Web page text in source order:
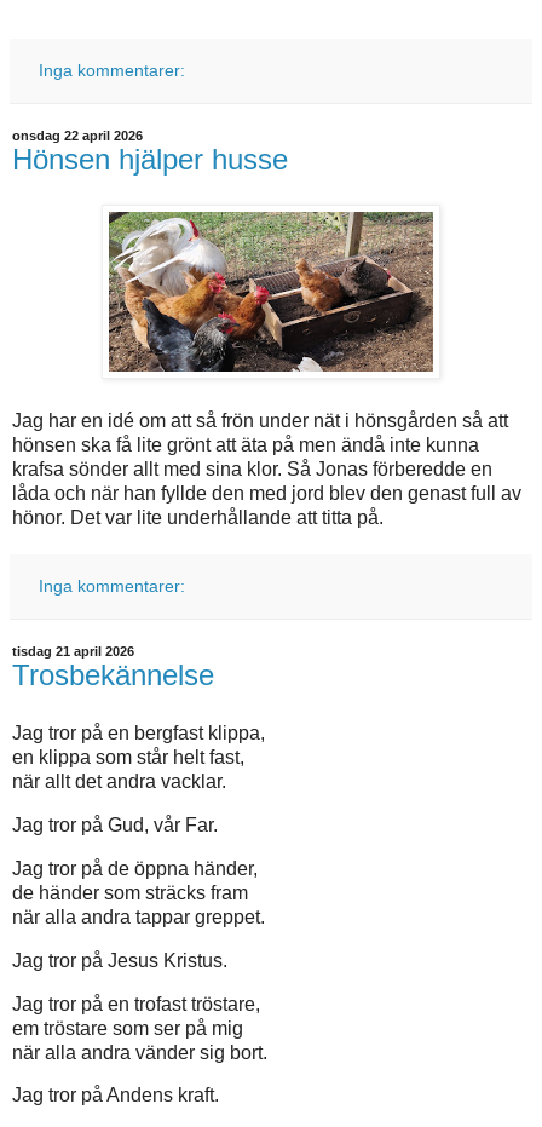
Inga kommentarer:
onsdag 22 april 2026
Hönsen hjälper husse
Jag har en idé om att så frön under nät i hönsgården så att
hönsen ska få lite grönt att äta på men ändå inte kunna
krafsa sönder allt med sina klor. Så Jonas förberedde en
låda och när han fyllde den med jord blev den genast full av
hönor. Det var lite underhållande att titta på.
Inga kommentarer:
tisdag 21 april 2026
Trosbekännelse
Jag tror på en bergfast klippa,
en klippa som står helt fast,
när allt det andra vacklar.
Jag tror på Gud, vår Far.
Jag tror på de öppna händer,
de händer som sträcks fram
när alla andra tappar greppet.
Jag tror på Jesus Kristus.
Jag tror på en trofast tröstare,
em tröstare som ser på mig
när alla andra vänder sig bort.
Jag tror på Andens kraft.